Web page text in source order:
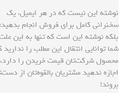
نوشته این نیست که در هر ایمیل، یک
سخنرانی کامل برای فروش انجام بدهید؛
بلکه نوشته این است که تنها به این
شما توانایی انتقال این مطلب را ندارید
محصول شرکت‌تان قیمت خریدن را دارد،
اجازه ندهید مشتریان بالقوه‌تان از
بروند!